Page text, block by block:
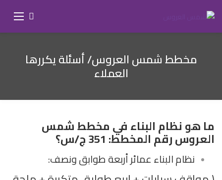
مخطط شمس العروس/ أسئلة يكررها
العملاء
ما هو نظام البناء في مخطط شمس
العروس رقم المخطط: 351 ج/س؟
نظام البناء عمائر أربعة طوابق ونصف: